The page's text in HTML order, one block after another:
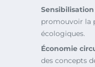
promouvoir la
écologiques.
Économie
des concepts